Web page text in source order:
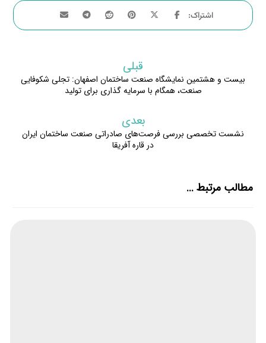
قبلی
بیست و هشتمین نمایشگاه صنعت ساختمان اصفهان: تجلی شکوفایی
صنعت، همگام با سرمایه گذاری برای تولید
بعدی
نشست تخصصی بررسی فرصت‌های صادراتی صنعت ساختمان ایران
در قاره آفریقا
مطالب مرتبط ...